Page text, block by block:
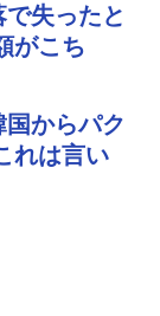
失ったと
がこち
からパク
れは言い